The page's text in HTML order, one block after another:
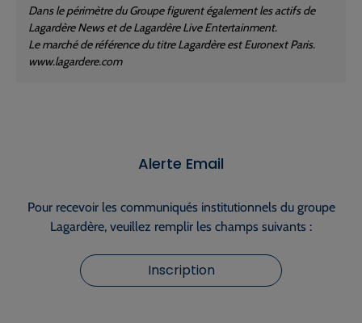
Dans le périmètre du Groupe figurent également les actifs de
Lagardère News et de Lagardère Live Entertainment.
Le marché de référence du titre Lagardère est Euronext Paris.
www.lagardere.com
Alerte Email
Pour recevoir les communiqués institutionnels du groupe
Lagardère, veuillez remplir les champs suivants :
Inscription